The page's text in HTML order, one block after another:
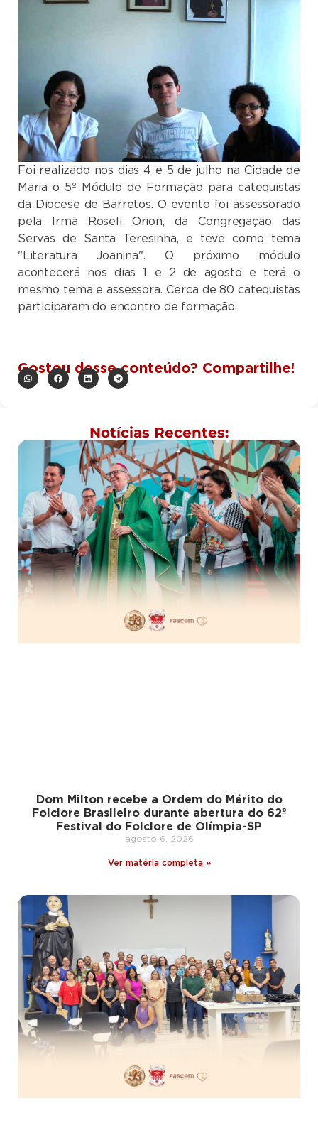
Foi realizado nos dias 4 e 5 de julho na Cidade de
Maria o 5º Módulo de Formação para catequistas
da Diocese de Barretos. O evento foi assessorado
pela Irmã Roseli Orion, da Congregação das
Servas de Santa Teresinha, e teve como tema
"Literatura Joanina". O próximo módulo
acontecerá nos dias 1 e 2 de agosto e terá o
mesmo tema e assessora. Cerca de 80 catequistas
participaram do encontro de formação.
Gostou desse conteúdo? Compartilhe!
Notícias Recentes:
Dom Milton recebe a Ordem do Mérito do
Folclore Brasileiro durante abertura do 62º
Festival do Folclore de Olímpia-SP
agosto 6, 2026
Ver matéria completa »